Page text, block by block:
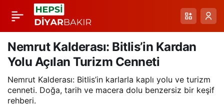
Nemrut Kalderası: Bitlis’in Kardan
Yolu Açılan Turizm Cenneti
Nemrut Kalderası: Bitlis’in karlarla kaplı yolu ve turizm
cenneti. Doğa, tarih ve macera dolu benzersiz bir keşif
rehberi.
Kızıl Akbaba Sürüsü
Telefl Hayvanın
Başında Şaşkınlık
Yaratıyor – Mahallede
Paylaş